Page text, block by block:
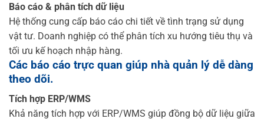
Báo cáo & phân tích dữ liệu
Hệ thống cung cấp báo cáo chi tiết về tình trạng sử dụng
vật tư. Doanh nghiệp có thể phân tích xu hướng tiêu thụ và
tối ưu kế hoạch nhập hàng.
Các báo cáo trực quan giúp nhà quản lý dễ dàng
theo dõi.
Tích hợp ERP/WMS
Khả năng tích hợp với ERP/WMS giúp đồng bộ dữ liệu giữa